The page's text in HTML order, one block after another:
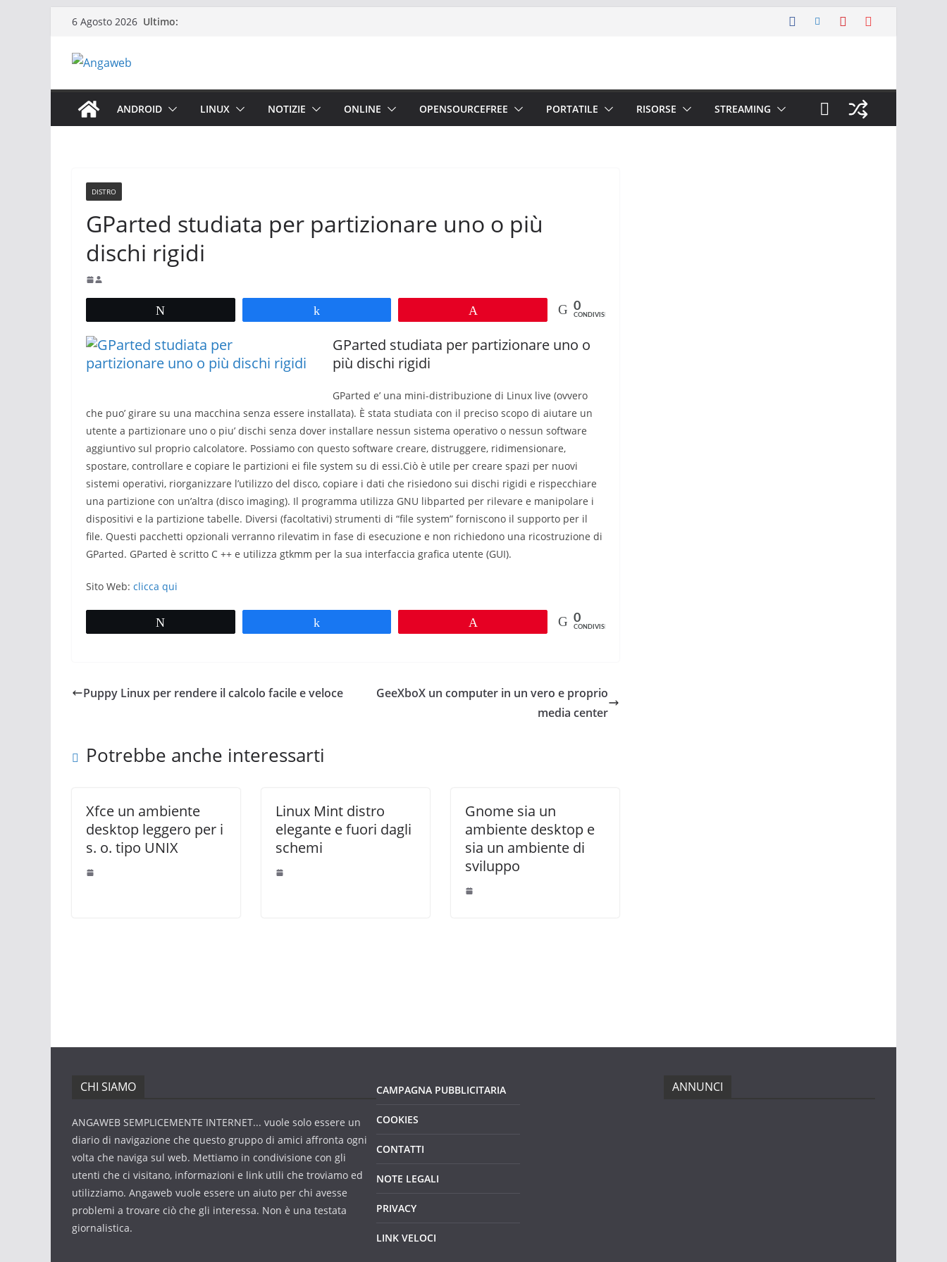
Salta
contenuto
6 Agosto 2026 Ultimo:
ANDROID LINUX NOTIZIE ONLINE OPENSOURCEFREE PORTATILE RISORSE STREAMING
DISTRO
GParted studiata per partizionare uno o più
dischi rigidi
0
CONDIVISIONI
GParted studiata per partizionare uno o
più dischi rigidi
GParted e’ una mini-distribuzione di Linux live (ovvero
che puo’ girare su una macchina senza essere installata). È stata studiata con il preciso scopo di aiutare un
utente a partizionare uno o piu’ dischi senza dover installare nessun sistema operativo o nessun software
aggiuntivo sul proprio calcolatore. Possiamo con questo software creare, distruggere, ridimensionare,
spostare, controllare e copiare le partizioni ei file system su di essi.Ciò è utile per creare spazi per nuovi
sistemi operativi, riorganizzare l’utilizzo del disco, copiare i dati che risiedono sui dischi rigidi e rispecchiare
una partizione con un’altra (disco imaging). Il programma utilizza GNU libparted per rilevare e manipolare i
dispositivi e la partizione tabelle. Diversi (facoltativi) strumenti di “file system” forniscono il supporto per il
file. Questi pacchetti opzionali verranno rilevatim in fase di esecuzione e non richiedono una ricostruzione di
GParted. GParted è scritto C ++ e utilizza gtkmm per la sua interfaccia grafica utente (GUI).
Sito Web: clicca qui
0
CONDIVISIONI
Puppy Linux per rendere il calcolo facile e veloce
GeeXboX un computer in un vero e proprio
media center
Potrebbe anche interessarti
Xfce un ambiente
desktop leggero per i
s. o. tipo UNIX
Linux Mint distro
elegante e fuori dagli
schemi
Gnome sia un
ambiente desktop e
sia un ambiente di
sviluppo
CHI SIAMO
ANGAWEB SEMPLICEMENTE INTERNET... vuole solo essere un
diario di navigazione che questo gruppo di amici affronta ogni
volta che naviga sul web. Mettiamo in condivisione con gli
utenti che ci visitano, informazioni e link utili che troviamo ed
utilizziamo. Angaweb vuole essere un aiuto per chi avesse
problemi a trovare ciò che gli interessa. Non è una testata
giornalistica.
CAMPAGNA PUBBLICITARIA
COOKIES
CONTATTI
NOTE LEGALI
PRIVACY
LINK VELOCI
ANNUNCI